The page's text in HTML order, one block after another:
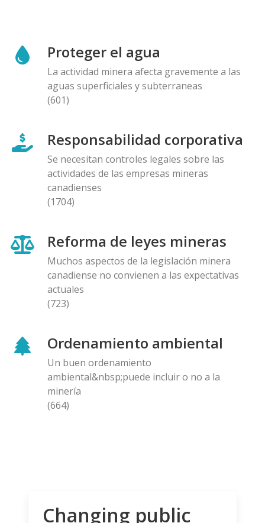
Proteger el agua
La actividad minera afecta gravemente a las
aguas superficiales y subterraneas
(601)
Responsabilidad corporativa
Se necesitan controles legales sobre las
actividades de las empresas mineras
canadienses
(1704)
Reforma de leyes mineras
Muchos aspectos de la legislación minera
canadiense no convienen a las expectativas
actuales
(723)
Ordenamiento ambiental
Un buen ordenamiento
ambiental&nbsp;puede incluir o no a la
minería
(664)
Changing public